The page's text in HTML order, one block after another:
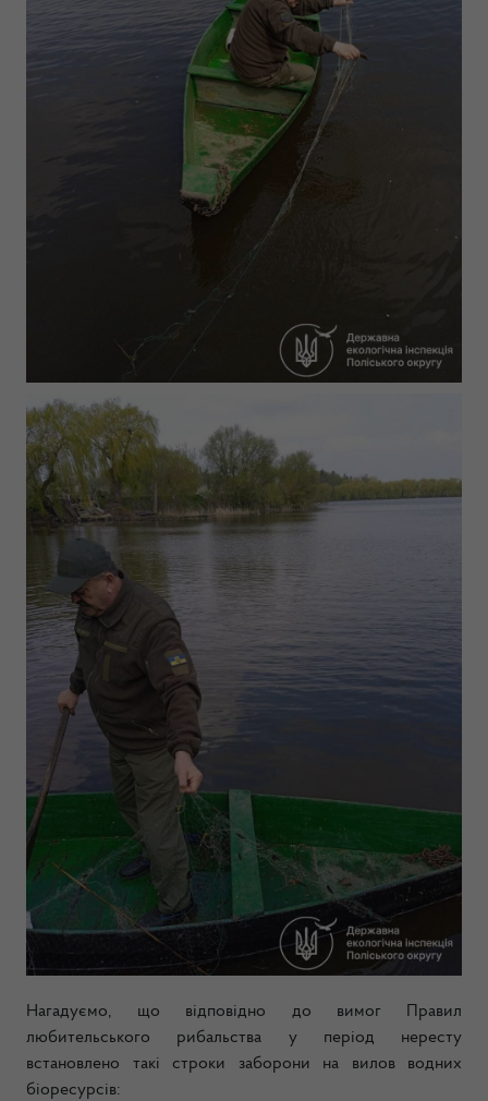
Нагадуємо, що відповідно до вимог Правил
любительського рибальства у період нересту
встановлено такі строки заборони на вилов водних
біоресурсів: